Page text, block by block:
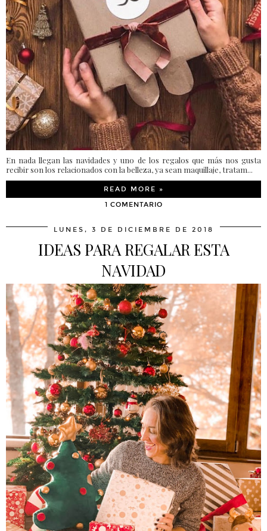
En nada llegan las navidades y uno de los regalos que más nos gusta
recibir son los relacionados con la belleza, ya sean maquillaje, tratam...
READ MORE »
1 COMENTARIO
LUNES, 3 DE DICIEMBRE DE 2018
IDEAS PARA REGALAR ESTA
NAVIDAD